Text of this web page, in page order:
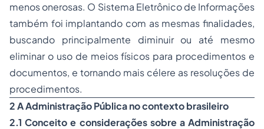
menos onerosas. O Sistema Eletrônico de Informações
também foi implantando com as mesmas finalidades,
buscando principalmente diminuir ou até mesmo
eliminar o uso de meios físicos para procedimentos e
documentos, e tornando mais célere as resoluções de
procedimentos.
2 A Administração Pública no contexto brasileiro
2.1 Conceito e considerações sobre a Administração